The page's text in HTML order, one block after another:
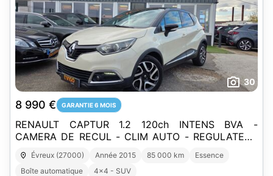
30
8 990 € GARANTIE 6 MOIS
RENAULT CAPTUR 1.2 120ch INTENS BVA -
CAMERA DE RECUL - CLIM AUTO - REGULATEUR
DE VITESSE - PACK FAMILY
Évreux (27000) Année 2015 85 000 km
Essence
Boîte automatique
4x4 - SUV